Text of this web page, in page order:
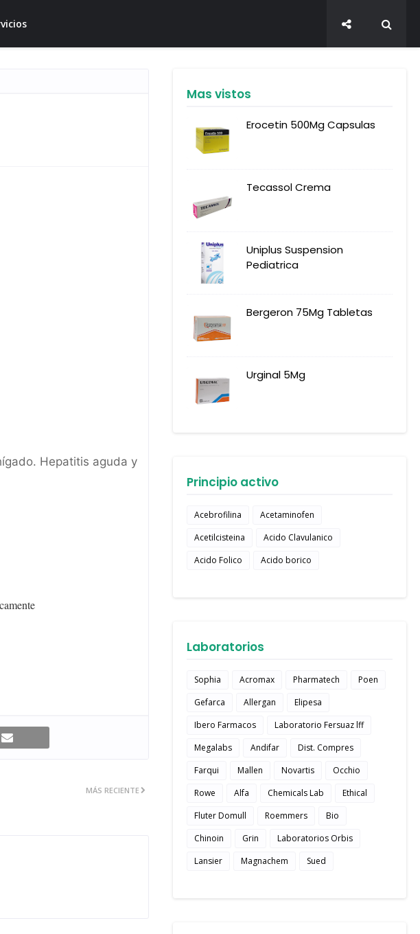
Hepatitis aguda y
MÁS RECIENTE
Mas vistos
Erocetin 500Mg Capsulas
Tecassol Crema
Uniplus Suspension
Pediatrica
Bergeron 75Mg Tabletas
Urginal 5Mg
Principio activo
Acebrofilina
Acetaminofen
Acetilcisteina
Acido Clavulanico
Acido Folico
Acido borico
Laboratorios
Sophia Acromax Pharmatech
Poen
Gefarca
Allergan
Elipesa
Ibero Farmacos
Laboratorio Fersuaz lff
Megalabs
Andifar
Dist. Compres
Farqui
Mallen Novartis
Occhio
Rowe
Alfa Chemicals Lab
Ethical
Fluter Domull
Roemmers
Bio
Chinoin
Grin
Laboratorios Orbis
Lansier
Magnachem Sued